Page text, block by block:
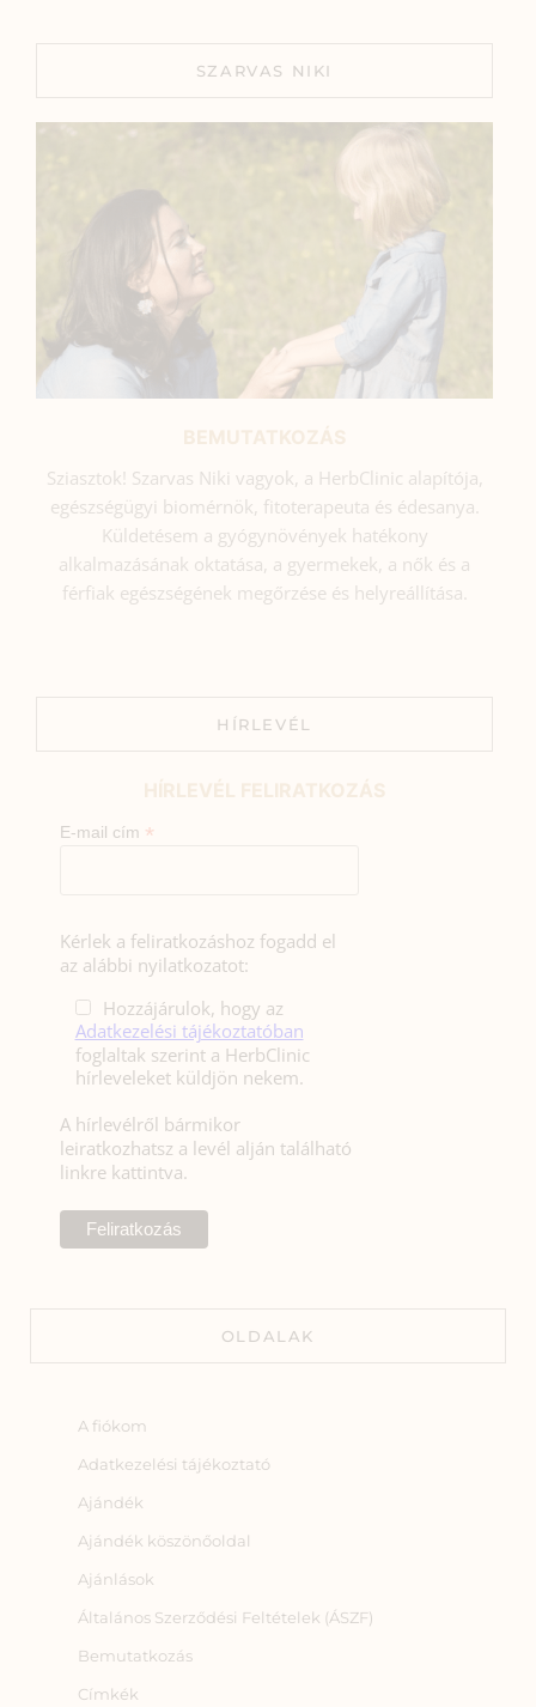
SZARVAS NIKI
Sziasztok! Szarvas Niki vagyok, a HerbClinic alapítója,
egészségügyi biomérnök, fitoterapeuta és édesanya.
Küldetésem a gyógynövények hatékony
alkalmazásának oktatása, a gyermekek, a nők és a
férfiak egészségének megőrzése és helyreállítása.
HÍRLEVÉL
E-mail cím *
Kérlek a feliratkozáshoz fogadd el
az alábbi nyilatkozatot:
Hozzájárulok, hogy az
Adatkezelési tájékoztatóban
foglaltak szerint a HerbClinic
hírleveleket küldjön nekem.
A hírlevélről bármikor
leiratkozhatsz a levél alján található
linkre kattintva.
OLDALAK
A fiókom
Adatkezelési tájékoztató
Ajándék
Ajándék köszönőoldal
Ajánlások
Általános Szerződési Feltételek (ÁSZF)
Bemutatkozás
Címkék